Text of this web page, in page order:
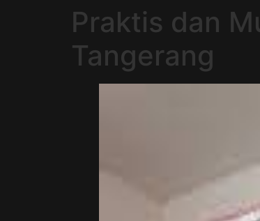
Praktis dan
Tangerang